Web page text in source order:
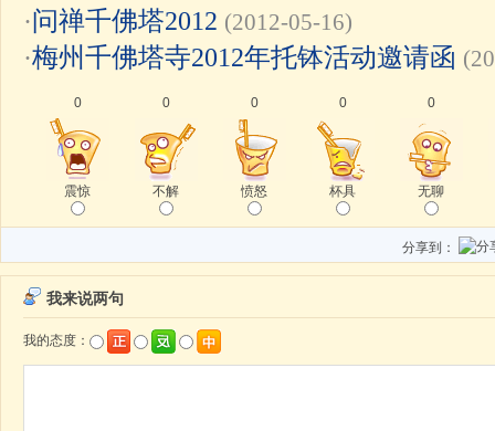
·问禅千佛塔2012 (2012-05-16)
·梅州千佛塔寺2012年托钵活动邀请函
0
震惊
0
不解
0
愤怒
0
杯具
0
无聊
分享到：